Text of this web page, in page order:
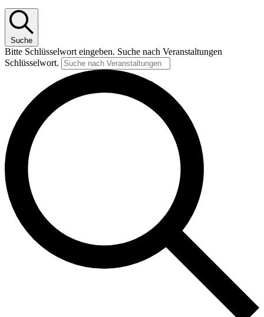
Suche
Bitte Schlüsselwort eingeben. Suche nach Veranstaltungen
Schlüsselwort.